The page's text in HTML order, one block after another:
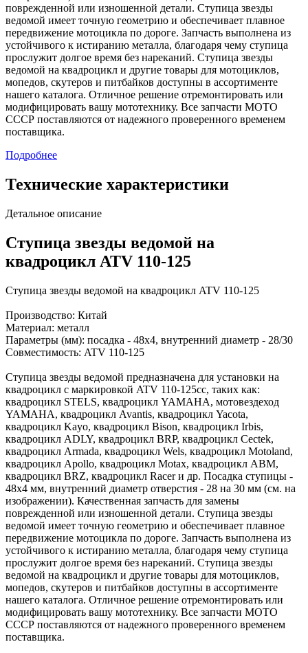
поврежденной или изношенной детали. Ступица звезды
ведомой имеет точную геометрию и обеспечивает плавное
передвижение мотоцикла по дороге. Запчасть выполнена из
устойчивого к истиранию металла, благодаря чему ступица
прослужит долгое время без нареканий. Ступица звезды
ведомой на квадроцикл и другие товары для мотоциклов,
мопедов, скутеров и питбайков доступны в ассортименте
нашего каталога. Отличное решение отремонтировать или
модифицировать вашу мототехнику. Все запчасти МОТО
СССР поставляются от надежного проверенного временем
поставщика.
Подробнее
Технические характеристики
Детальное описание
Ступица звезды ведомой на
квадроцикл ATV 110-125
Ступица звезды ведомой на квадроцикл ATV 110-125
Производство: Китай
Материал: металл
Параметры (мм): посадка - 48х4, внутренний диаметр - 28/30
Совместимость: ATV 110-125
Ступица звезды ведомой предназначена для установки на
квадроцикл с маркировкой ATV 110-125сс, таких как:
квадроцикл STELS, квадроцикл YAMAHA, мотовездеход
YAMAHA, квадроцикл Avantis, квадроцикл Yacota,
квадроцикл Kayo, квадроцикл Bison, квадроцикл Irbis,
квадроцикл ADLY, квадроцикл BRP, квадроцикл Cectek,
квадроцикл Armada, квадроцикл Wels, квадроцикл Motoland,
квадроцикл Apollo, квадроцикл Motax, квадроцикл ABM,
квадроцикл BRZ, квадроцикл Racer и др. Посадка ступицы -
48х4 мм, внутренний диаметр отверстия - 28 на 30 мм (см. на
изображении). Качественная запчасть для замены
поврежденной или изношенной детали. Ступица звезды
ведомой имеет точную геометрию и обеспечивает плавное
передвижение мотоцикла по дороге. Запчасть выполнена из
устойчивого к истиранию металла, благодаря чему ступица
прослужит долгое время без нареканий. Ступица звезды
ведомой на квадроцикл и другие товары для мотоциклов,
мопедов, скутеров и питбайков доступны в ассортименте
нашего каталога. Отличное решение отремонтировать или
модифицировать вашу мототехнику. Все запчасти МОТО
СССР поставляются от надежного проверенного временем
поставщика.